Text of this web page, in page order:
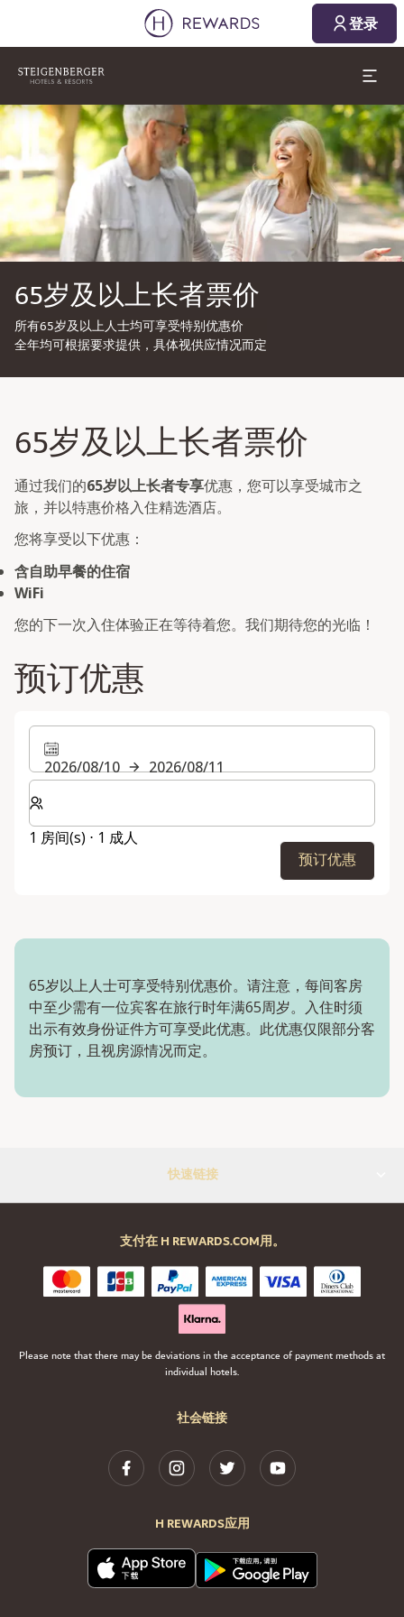
登录
幻灯片1 of1
65岁及以上长者票价
所有65岁及以上人士均可享受特别优惠价
全年均可根据要求提供，具体视供应情况而定
65岁及以上长者票价
通过我们的65岁以上长者专享优惠，您可以享受城市之
旅，并以特惠价格入住精选酒店。
您将享受以下优惠：
含自助早餐的住宿
WiFi
您的下一次入住体验正在等待着您。我们期待您的光临！
预订优惠
2026/08/10
2026/08/11
选择房间数和入住人数
1 房间(s) ⋅ 1 成人
预订优惠
65岁以上人士可享受特别优惠价。请注意，每间客房
中至少需有一位宾客在旅行时年满65周岁。入住时须
出示有效身份证件方可享受此优惠。此优惠仅限部分客
房预订，且视房源情况而定。
快速链接
社会链接
H REWARDS应用
支付在 H REWARDS.COM用。
Please note that there may be deviations in the acceptance of payment methods at
individual hotels.